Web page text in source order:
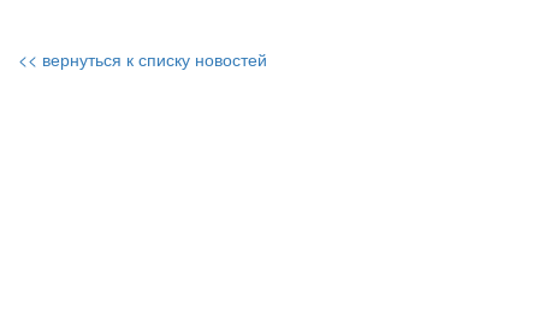
<< вернуться к списку новостей